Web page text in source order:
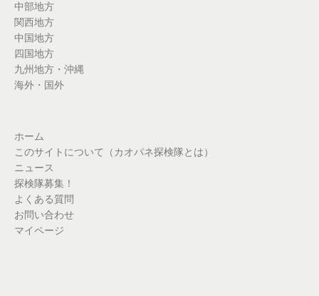
中部地方
関西地方
中国地方
四国地方
九州地方・沖縄
海外・国外
ホーム
このサイトについて（カオパネ探検隊とは）
ニュース
探検隊募集！
よくある質問
お問い合わせ
マイページ